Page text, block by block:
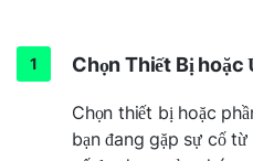
Chọn Thiết Bị hoặc
Chọn thiết bị hoặc
bạn đang gặp sự cố